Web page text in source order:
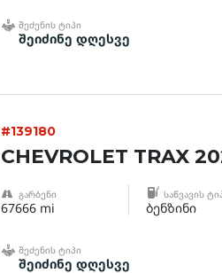
ᲨᲔᲫᲔᲜᲘᲡ ᲢᲘᲞᲘ
შეიძინე დღესვე
#139180
CHEVROLET TRAX
ᲒᲐᲠᲑᲔᲜᲘ
67666 mi
ᲡᲐᲬᲕᲐᲕᲘᲡ
ბენზინი
ᲨᲔᲫᲔᲜᲘᲡ ᲢᲘᲞᲘ
შეიძინე დღესვე